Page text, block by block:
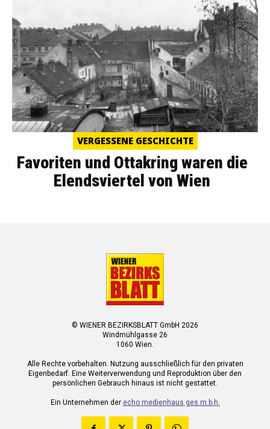
VERGESSENE GESCHICHTE
Favoriten und Ottakring waren die
Elendsviertel von Wien
© WIENER BEZIRKSBLATT GmbH 2026
Windmühlgasse 26
1060 Wien.
Alle Rechte vorbehalten. Nutzung ausschließlich für den privaten
Eigenbedarf. Eine Weiterverwendung und Reproduktion über den
persönlichen Gebrauch hinaus ist nicht gestattet.
Ein Unternehmen der echo medienhaus ges.m.b.h.